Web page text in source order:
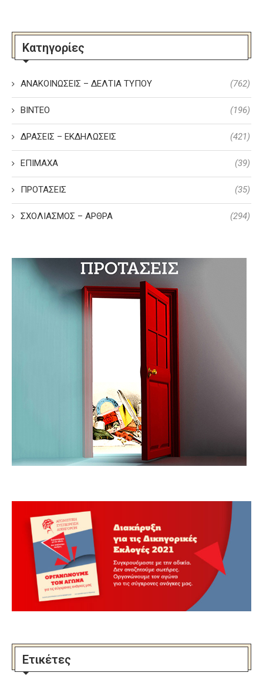
Κατηγορίες
ΑΝΑΚΟΙΝΩΣΕΙΣ – ΔΕΛΤΙΑ ΤΥΠΟΥ (762)
ΒΙΝΤΕΟ (196)
ΔΡΑΣΕΙΣ – ΕΚΔΗΛΩΣΕΙΣ (421)
ΕΠΙΜΑΧΑ (39)
ΠΡΟΤΑΣΕΙΣ (35)
ΣΧΟΛΙΑΣΜΟΣ – ΑΡΘΡΑ (294)
Ετικέτες